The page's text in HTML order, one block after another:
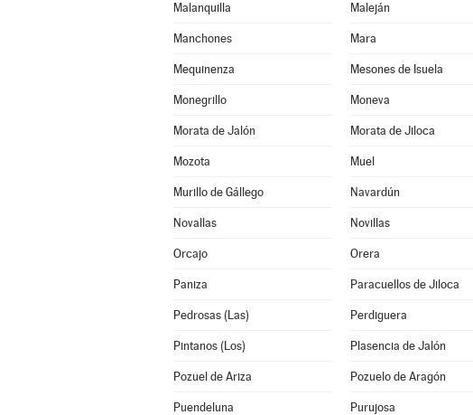
Malanquilla Maleján
Manchones Mara
Mequinenza Mesones de Isuela
Monegrillo Moneva
Morata de Jalón Morata de Jiloca
Mozota Muel
Murillo de Gállego Navardún
Novallas Novillas
Orcajo Orera
Paniza Paracuellos de Jiloca
Pedrosas (Las) Perdiguera
Pintanos (Los) Plasencia de Jalón
Pozuel de Ariza Pozuelo de Aragón
Puendeluna Purujosa